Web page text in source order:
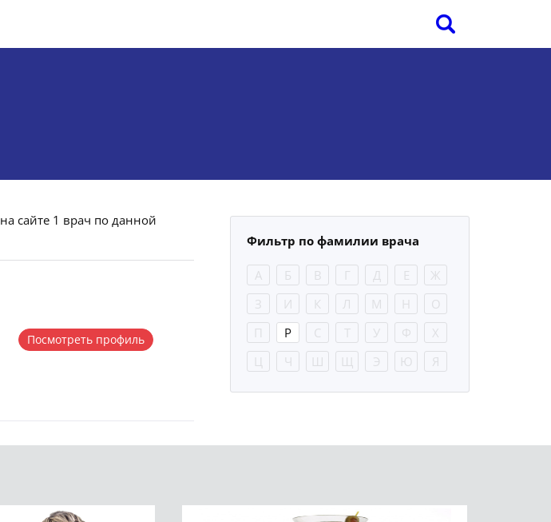
сайте 1 врач по данной
Посмотреть профиль
Фильтр по фамилии врача
А Б В Г Д Е
Ж
З
И К Л М Н
О
П
Р С Т У Ф
Х
Ц
Ч Ш Щ Э Ю Я